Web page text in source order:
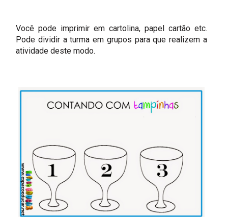
Você pode imprimir em cartolina, papel cartão etc.
Pode dividir a turma em grupos para que realizem a
atividade deste modo.